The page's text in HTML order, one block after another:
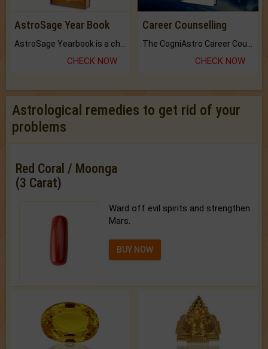
AstroSage Year Book
AstroSage Yearbook is a channel to fulfill your dreams and destiny.
CHECK NOW
Career Counselling
The CogniAstro Career Counselling Report is the most comprehensive report available on this topic.
CHECK NOW
Astrological remedies to get rid of your
problems
Red Coral / Moonga
(3 Carat)
Ward off evil spirits and strengthen
Mars.
BUY NOW